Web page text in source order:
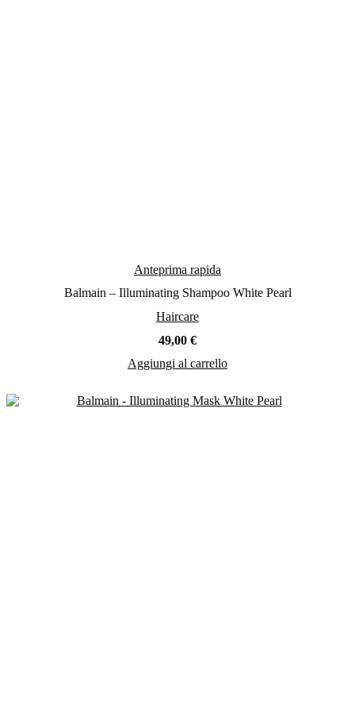
Anteprima rapida
Balmain – Illuminating Shampoo White Pearl
Haircare
49,00 €
Aggiungi al carrello